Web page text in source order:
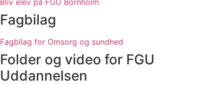
Bliv elev på FGU Bornholm
Fagbilag
Fagbilag for Omsorg og sundhed
Folder og video for FGU
Uddannelsen